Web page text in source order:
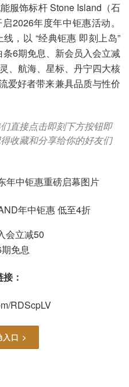
服饰标杆 Stone Island（石
2026年度年中钜惠活动。
，以 “经典钜惠 即刻上岛”
6期免息、新会员入会立减
、航海、星标、丹宁四大核
爱好者带来兼具品质与性价
直接点击即刻下方按钮即
收藏和分享给你的好友们
年中钜惠 低至4折
会立减50
免息
：
RDScpLV
入口 >